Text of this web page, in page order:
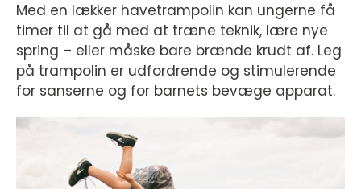
Med en lækker havetrampolin kan ungerne få
timer til at gå med at træne teknik, lære nye
spring – eller måske bare brænde krudt af. Leg
på trampolin er udfordrende og stimulerende
for sanserne og for barnets bevæge apparat.